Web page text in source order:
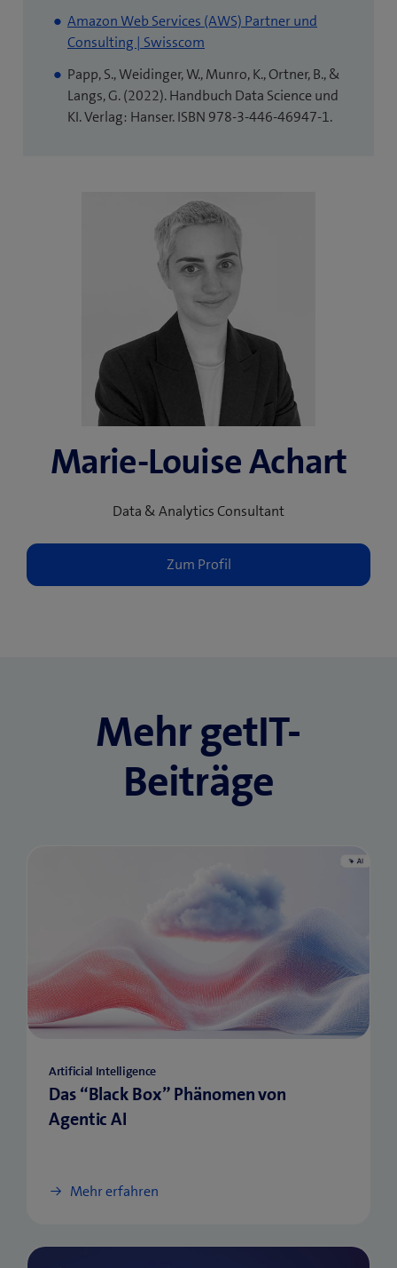
neues
Amazon Web Services (AWS) Partner und
Consulting | Swisscom
neues
Fenster)
Papp, S., Weidinger, W., Munro, K., Ortner, B., &
Langs, G. (2022). Handbuch Data Science und
KI. Verlag: Hanser. ISBN 978-3-446-46947-1.
Marie-Louise Achart
Data & Analytics Consultant
Mehr getIT-
Beiträge
Artificial Intelligence
Das “Black Box” Phänomen von
Agentic AI
Mehr erfahren